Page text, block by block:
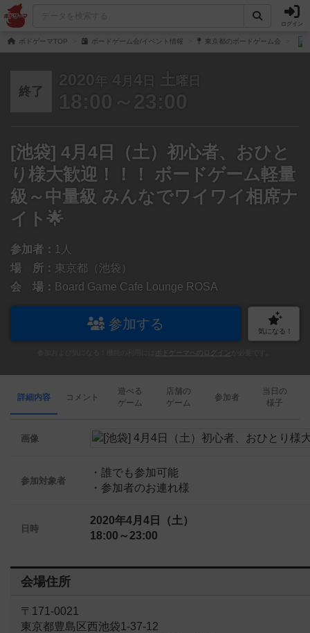
ログイン
ボドゲーマTOP ボードゲーム会/イベント情報 東京都のボードゲーム会
終了
2020 年 4 月 4 日 土 曜日
18:00～23:00
[池袋] 4月4日（土）初心者、おひと
り様大歓迎！！！ ボードゲーム軽量
級～中量級 みんなでワイワイ相席ナ
イト🌟
参加者： 1人
場 所： 東京都（池袋）
会 場： Board Game Cafe Lounge ROSA
参加する 気になる！
ボドゲーマへのログイン
詳細内容 コメント
遊べる
ゲーム
店舗の
ゲーム
参加者
当日の
様子
画像
参加対象者
・誰でも参加可能
・参加者のお連れ様
日時
2020年4月4日（土）
18:00～23:00
会場住所
〒171-0021
東京都豊島区西池袋1-37-12